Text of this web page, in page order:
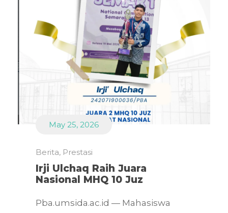
May 25, 2026
Berita, Prestasi
Irji Ulchaq Raih Juara
Nasional MHQ 10 Juz
Pba.umsida.ac.id — Mahasiswa